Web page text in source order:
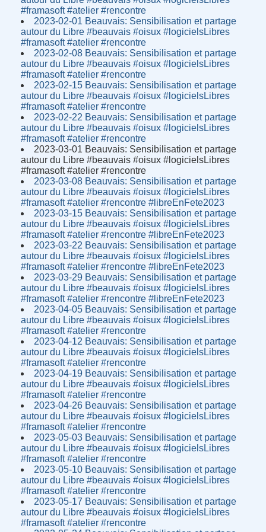
#framasoft #atelier #rencontre
2023-02-01 Beauvais: Sensibilisation et partage
autour du Libre #beauvais #oisux #logicielsLibres
#framasoft #atelier #rencontre
2023-02-08 Beauvais: Sensibilisation et partage
autour du Libre #beauvais #oisux #logicielsLibres
#framasoft #atelier #rencontre
2023-02-15 Beauvais: Sensibilisation et partage
autour du Libre #beauvais #oisux #logicielsLibres
#framasoft #atelier #rencontre
2023-02-22 Beauvais: Sensibilisation et partage
autour du Libre #beauvais #oisux #logicielsLibres
#framasoft #atelier #rencontre
2023-03-01 Beauvais: Sensibilisation et partage
autour du Libre #beauvais #oisux #logicielsLibres
#framasoft #atelier #rencontre
2023-03-08 Beauvais: Sensibilisation et partage
autour du Libre #beauvais #oisux #logicielsLibres
#framasoft #atelier #rencontre #libreEnFete2023
2023-03-15 Beauvais: Sensibilisation et partage
autour du Libre #beauvais #oisux #logicielsLibres
#framasoft #atelier #rencontre #libreEnFete2023
2023-03-22 Beauvais: Sensibilisation et partage
autour du Libre #beauvais #oisux #logicielsLibres
#framasoft #atelier #rencontre #libreEnFete2023
2023-03-29 Beauvais: Sensibilisation et partage
autour du Libre #beauvais #oisux #logicielsLibres
#framasoft #atelier #rencontre #libreEnFete2023
2023-04-05 Beauvais: Sensibilisation et partage
autour du Libre #beauvais #oisux #logicielsLibres
#framasoft #atelier #rencontre
2023-04-12 Beauvais: Sensibilisation et partage
autour du Libre #beauvais #oisux #logicielsLibres
#framasoft #atelier #rencontre
2023-04-19 Beauvais: Sensibilisation et partage
autour du Libre #beauvais #oisux #logicielsLibres
#framasoft #atelier #rencontre
2023-04-26 Beauvais: Sensibilisation et partage
autour du Libre #beauvais #oisux #logicielsLibres
#framasoft #atelier #rencontre
2023-05-03 Beauvais: Sensibilisation et partage
autour du Libre #beauvais #oisux #logicielsLibres
#framasoft #atelier #rencontre
2023-05-10 Beauvais: Sensibilisation et partage
autour du Libre #beauvais #oisux #logicielsLibres
#framasoft #atelier #rencontre
2023-05-17 Beauvais: Sensibilisation et partage
autour du Libre #beauvais #oisux #logicielsLibres
#framasoft #atelier #rencontre